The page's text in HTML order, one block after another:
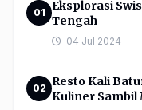
01 Eksplorasi
Tengah
04 Jul 2024
02 Resto Kali
Kuliner Sambil